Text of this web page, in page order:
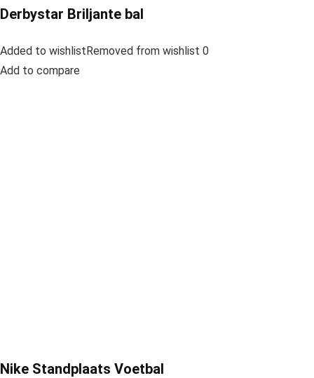
Derbystar Briljante bal
Added to wishlistRemoved from wishlist 0
Add to compare
Nike Standplaats Voetbal